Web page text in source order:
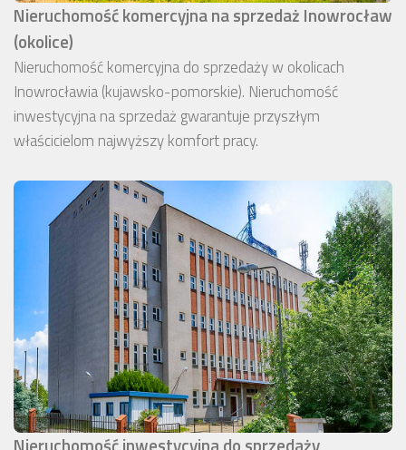
Nieruchomość komercyjna na sprzedaż Inowrocław
(okolice)
Nieruchomość komercyjna do sprzedaży w okolicach
Inowrocławia (kujawsko-pomorskie). Nieruchomość
inwestycyjna na sprzedaż gwarantuje przyszłym
właścicielom najwyższy komfort pracy.